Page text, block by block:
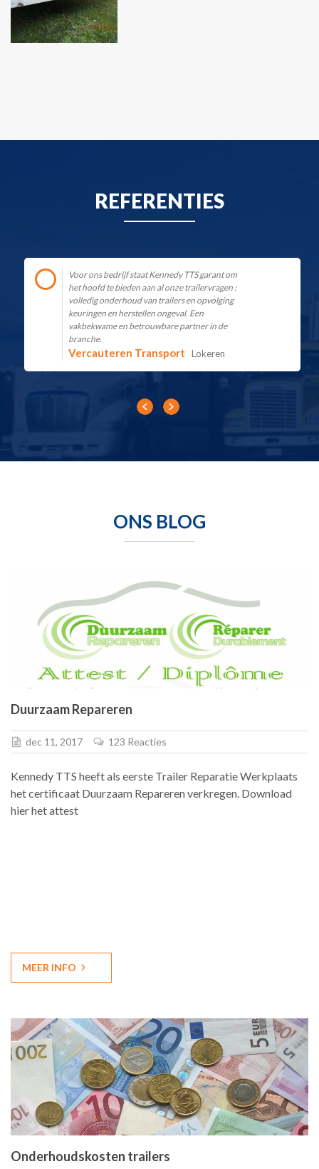
REFERENTIES
Voor ons bedrijf staat Kennedy TTS garant om
het hoofd te bieden aan al onze trailervragen :
volledig onderhoud van trailers en opvolging
keuringen en herstellen ongeval. Een
vakbekwame en betrouwbare partner in de
branche.
Vercauteren Transport Lokeren
ONS BLOG
Duurzaam Repareren
dec 11, 2017 123 Reacties
Kennedy TTS heeft als eerste Trailer Reparatie Werkplaats
het certificaat Duurzaam Repareren verkregen. Download
hier het attest
MEER INFO
Onderhoudskosten trailers